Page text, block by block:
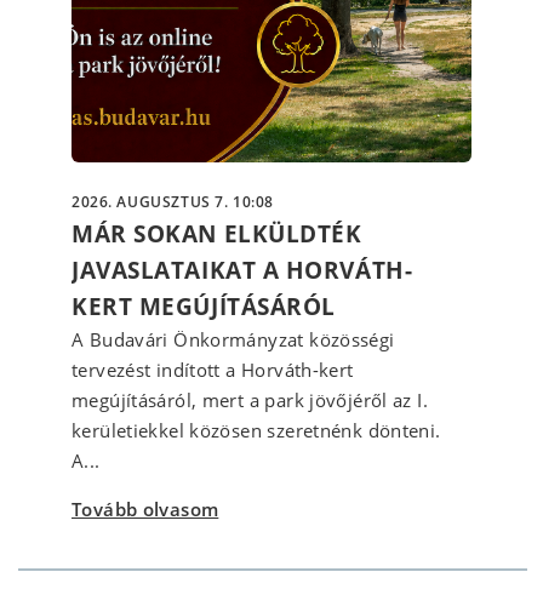
2026. AUGUSZTUS 7. 10:08
MÁR SOKAN ELKÜLDTÉK
JAVASLATAIKAT A HORVÁTH-
KERT MEGÚJÍTÁSÁRÓL
A Budavári Önkormányzat közösségi
tervezést indított a Horváth-kert
megújításáról, mert a park jövőjéről az I.
kerületiekkel közösen szeretnénk dönteni.
A...
Tovább olvasom